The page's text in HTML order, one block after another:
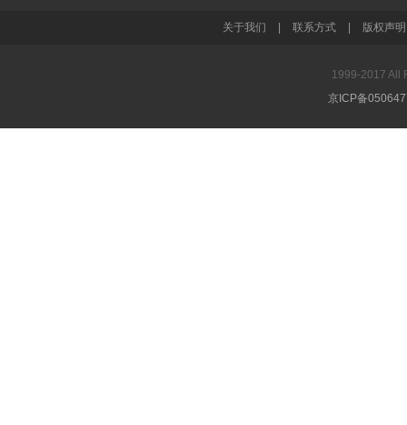
关于我们 联系方式 版权声明
1999-2017 All
京ICP备